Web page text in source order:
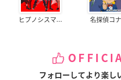
ヒプノシスマ... 名探偵コ
フォローしてより楽し